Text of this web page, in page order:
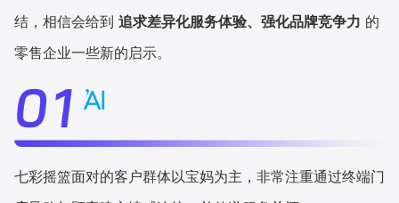
结，相信会给到 追求差异化服务体验、强化品牌竞争力 的
零售企业一些新的启示。
七彩摇篮面对的客户群体以宝妈为主，非常注重通过终端门